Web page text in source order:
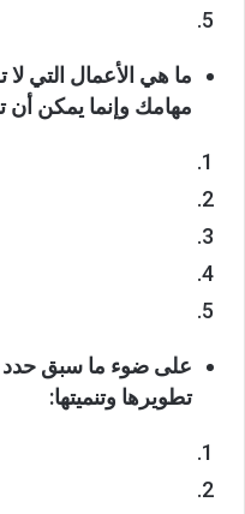
ما هي الأعمال التي
مهامك وإنما يمكن أن
على ضوء ما سبق
تطويرها وتنميتها: